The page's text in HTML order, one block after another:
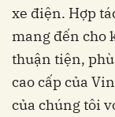
xe điện. Hợp
mang đến cho
thuận tiện,
cao cấp của
của chúng tôi